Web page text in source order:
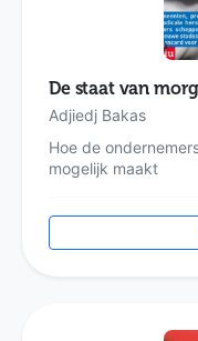
De staat van
Adjiedj Bakas
Hoe de
mogelijk maakt